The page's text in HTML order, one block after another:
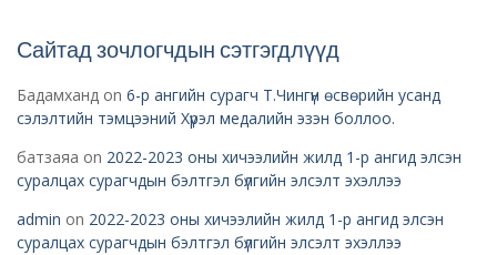
Сайтад зочлогчдын сэтгэгдлүүд
Бадамханд on 6-р ангийн сурагч Т.Чингүн өсвөрийн усанд
сэлэлтийн тэмцээний Хүрэл медалийн эзэн боллоо.
батзаяа on 2022-2023 оны хичээлийн жилд 1-р ангид элсэн
суралцах сурагчдын бэлтгэл бүлгийн элсэлт эхэллээ
admin on 2022-2023 оны хичээлийн жилд 1-р ангид элсэн
суралцах сурагчдын бэлтгэл бүлгийн элсэлт эхэллээ